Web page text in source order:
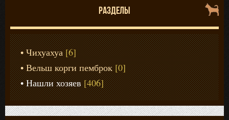
РАЗДЕЛЫ
Чихуахуа [6]
Вельш корги пемброк [0]
Нашли хозяев [406]